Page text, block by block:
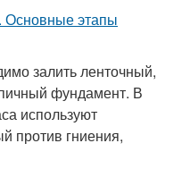
залить ленточный,
фундамент. В
используют
против гниения,